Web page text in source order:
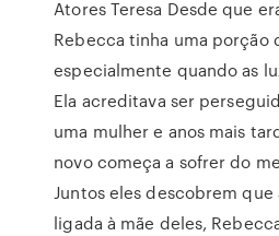
Atores Teresa Desde que
Rebecca tinha uma porção
especialmente quando as
Ela acreditava ser
uma mulher e anos mais
novo começa a sofrer do
Juntos eles descobrem que
ligada à mãe deles,